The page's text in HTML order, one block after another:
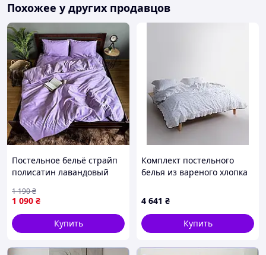
Похожее у других продавцов
Постельное бельё страйп
полисатин лавандовый
(полуторный,двуспальный,евро,семейный)
1 090 ₴
1 190₴
Купить
Комплект постельного
белья из вареного хлопка
Limasso Exclusive Pas a Pas
Snow White
4 641 ₴
Купить